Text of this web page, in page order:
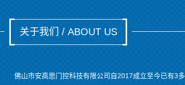
关于我们 / ABOUT US
佛山市安高思门控科技有限公司自2017成立至今已有3多